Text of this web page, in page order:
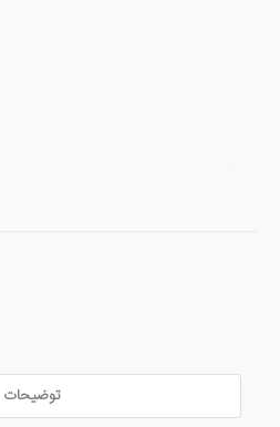
توضیحات